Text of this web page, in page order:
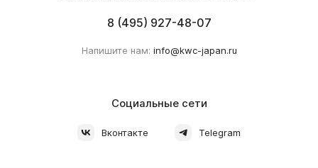
8 (495) 927-48-07
Напишите нам: info@kwc-japan.ru
Социальные сети
Вконтакте Telegram